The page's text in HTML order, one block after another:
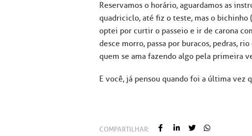
Reservamos o horário, aguardamos as
quadriciclo, até fiz o teste, mas o
optei por curtir o passeio e ir de carona
desce morro, passa por buracos, pedras,
quem se ama fazendo algo pela primeira
E você, já pensou quando foi a última vez
COMPARTILHAR: